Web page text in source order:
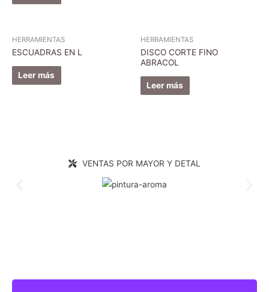
HERRAMIENTAS
ESCUADRAS EN L
Leer más
HERRAMIENTAS
DISCO CORTE FINO
ABRACOL
Leer más
VENTAS POR MAYOR Y DETAL